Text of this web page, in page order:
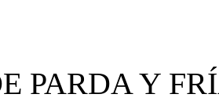
PARDA Y